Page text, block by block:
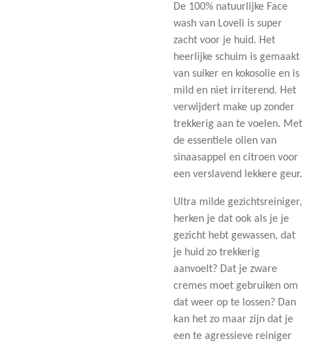
De 100% natuurlijke Face
wash van Loveli is super
zacht voor je huid. Het
heerlijke schuim is gemaakt
van suiker en kokosolie en is
mild en niet irriterend. Het
verwijdert make up zonder
trekkerig aan te voelen. Met
de essentiele olien van
sinaasappel en citroen voor
een verslavend lekkere geur.
Ultra milde gezichtsreiniger,
herken je dat ook als je je
gezicht hebt gewassen, dat
je huid zo trekkerig
aanvoelt? Dat je zware
cremes moet gebruiken om
dat weer op te lossen? Dan
kan het zo maar zijn dat je
een te agressieve reiniger